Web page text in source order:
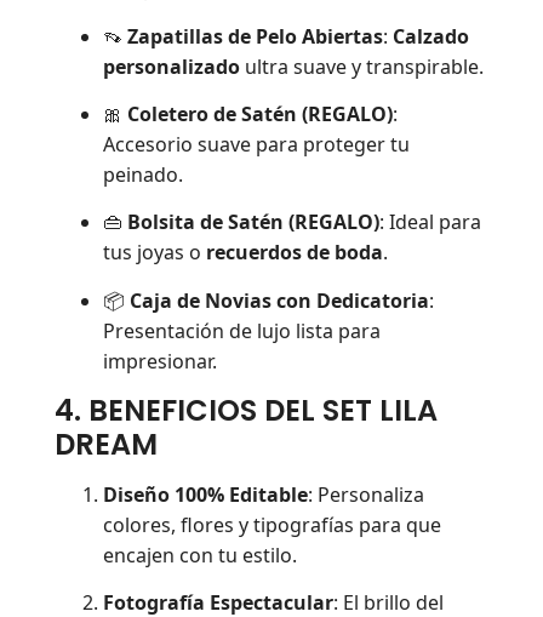
👡 Zapatillas de Pelo Abiertas: Calzado
personalizado ultra suave y transpirable.
🎀 Coletero de Satén (REGALO):
Accesorio suave para proteger tu
peinado.
👜 Bolsita de Satén (REGALO): Ideal para
tus joyas o recuerdos de boda.
📦 Caja de Novias con Dedicatoria:
Presentación de lujo lista para
impresionar.
4. BENEFICIOS DEL SET LILA
DREAM
Diseño 100% Editable: Personaliza
colores, flores y tipografías para que
encajen con tu estilo.
Fotografía Espectacular: El brillo del